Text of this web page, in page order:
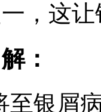
，这
：
至银屑